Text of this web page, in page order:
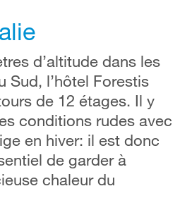
d’altitude dans les
Sud, l’hôtel Forestis
de 12 étages. Il y
conditions rudes avec
en hiver: il est donc
de garder à
chaleur du